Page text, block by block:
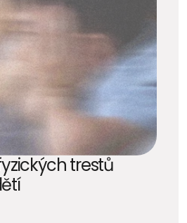
trestů